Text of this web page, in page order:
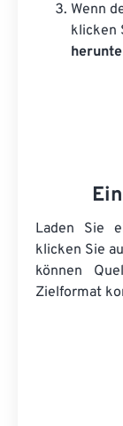
Wenn
klicken
Laden Sie
klicken Sie
können
Zielformat